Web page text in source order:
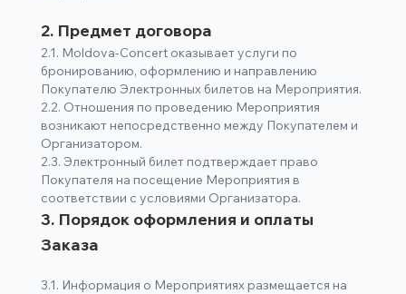
2. Предмет договора
2.1. Moldova-Concert оказывает услуги по
бронированию, оформлению и направлению
Покупателю Электронных билетов на Мероприятия.
2.2. Отношения по проведению Мероприятия
возникают непосредственно между Покупателем и
Организатором.
2.3. Электронный билет подтверждает право
Покупателя на посещение Мероприятия в
соответствии с условиями Организатора.
3. Порядок оформления и оплаты
Заказа
3.1. Информация о Мероприятиях размещается на